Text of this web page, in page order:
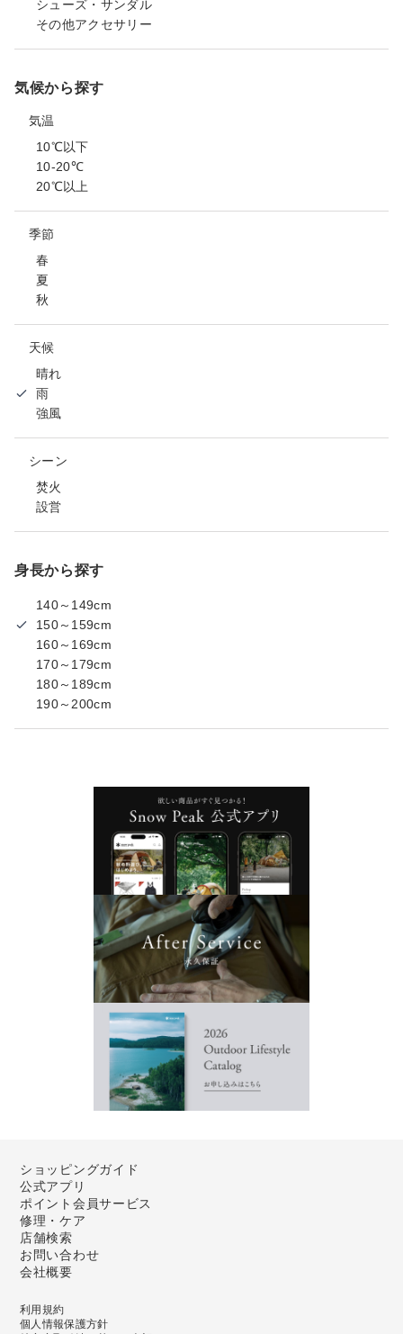
シューズ・サンダル
その他アクセサリー
気候から探す
気温
10℃以下
10-20℃
20℃以上
季節
春
夏
秋
天候
晴れ
雨
強風
シーン
焚火
設営
身長から探す
140～149cm
150～159cm
160～169cm
170～179cm
180～189cm
190～200cm
ショッピングガイド
公式アプリ
ポイント会員サービス
修理・ケア
店舗検索
お問い合わせ
会社概要
利用規約
個人情報保護方針